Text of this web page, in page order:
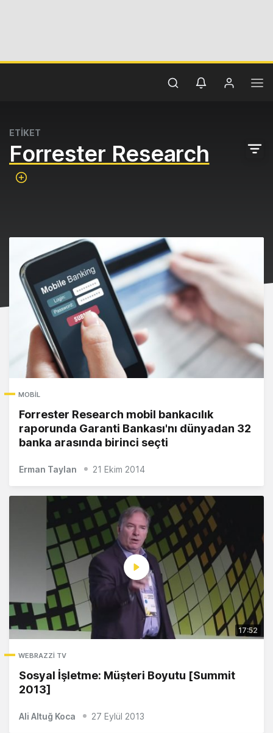
ETİKET
Forrester Research
MOBIL
Forrester Research mobil bankacılık
raporunda Garanti Bankası'nı dünyadan 32
banka arasında birinci seçti
Erman Taylan 21 Ekim 2014
WEBRAZZI TV
Sosyal İşletme: Müşteri Boyutu [Summit
2013]
17:52
Ali Altuğ Koca 27 Eylül 2013